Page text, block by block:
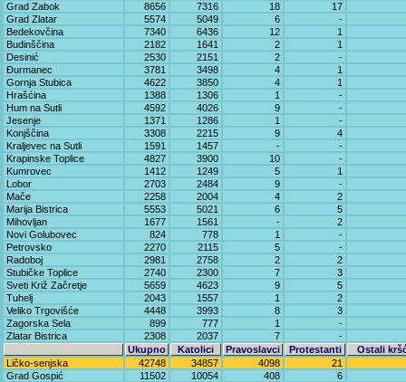
Grad Zabok
8656 7316 18
17
Grad Zlatar
5574 5049 6
-
Bedekovčina
7340 6436 12
1
Budinščina
2182 1641 2
1
Desinić
2530 2151 2
-
Đurmanec
3781 3498 4
1
Gornja Stubica
4622 3850 4
1
Hrašćina
1388 1306 1
-
Hum na Sutli
4592 4026 9
-
Jesenje
1371 1286 1
-
Konjščina
3308 2215 9
4
Kraljevec na Sutli
1591 1457 -
-
Krapinske Toplice
4827 3900 10
-
Kumrovec
1412 1249 5
1
Lobor
2703 2484 9
-
Mače
2258 2004 4
2
Marija Bistrica
5553 5021 6
5
Mihovljan
1677 1561 -
2
Novi Golubovec
824 778 1
-
Petrovsko
2270 2115 5
-
Radoboj
2981 2758 2
2
Stubičke Toplice
2740 2300 7
3
Sveti Križ Začretje
5659 4623 9
5
Tuhelj
2043 1557 1
2
Veliko Trgovišće
4448 3993 8
3
Zagorska Sela
899 777 1
-
Zlatar Bistrica
2308 2037 7
-
Ukupno
Katolici Pravoslavci Protestanti
Ostali
Ličko-senjska
42748 34857 4098
21
Grad Gospić
11502 10054 408
6